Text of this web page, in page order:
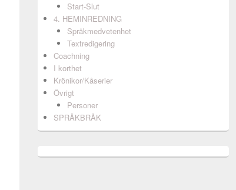
Start-Slut
4. HEMINREDNING
Språkmedvetenhet
Textredigering
Coachning
I korthet
Krönikor/Kåserier
Övrigt
Personer
SPRÅKBRÅK